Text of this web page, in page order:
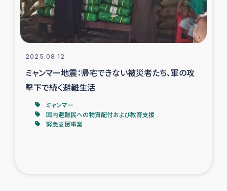
2025.08.12
ミャンマー地震：帰宅できない被災者たち、軍の攻
撃下で続く避難生活
ミャンマー
国内避難民への物資配付および教育支援
緊急支援事業